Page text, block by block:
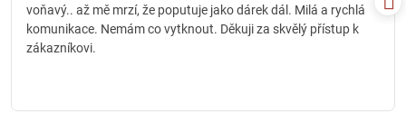
voňavý.. až mě mrzí, že poputuje jako dárek dál. Milá a rychlá
komunikace. Nemám co vytknout. Děkuji za skvělý přístup k
zákazníkovi.